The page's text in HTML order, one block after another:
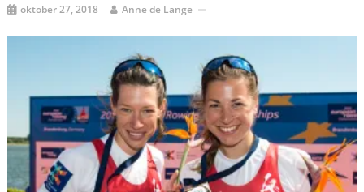
oktober 27, 2018 Anne de Lange